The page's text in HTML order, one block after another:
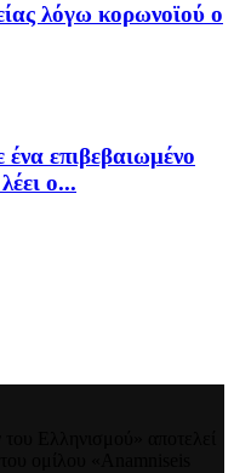
λόγω κορωνοϊού ο
ένα επιβεβαιωμένο
ο...